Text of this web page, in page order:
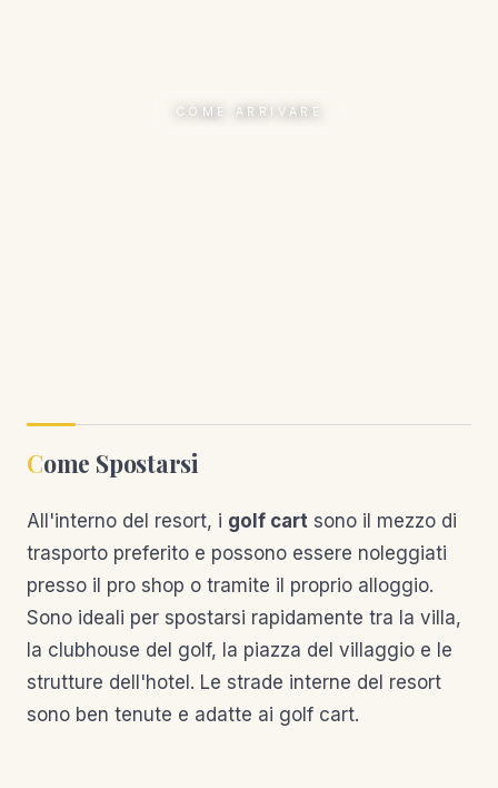
COME ARRIVARE
Come Spostarsi
All'interno del resort, i golf cart sono il mezzo di
trasporto preferito e possono essere noleggiati
presso il pro shop o tramite il proprio alloggio.
Sono ideali per spostarsi rapidamente tra la villa,
la clubhouse del golf, la piazza del villaggio e le
strutture dell'hotel. Le strade interne del resort
sono ben tenute e adatte ai golf cart.